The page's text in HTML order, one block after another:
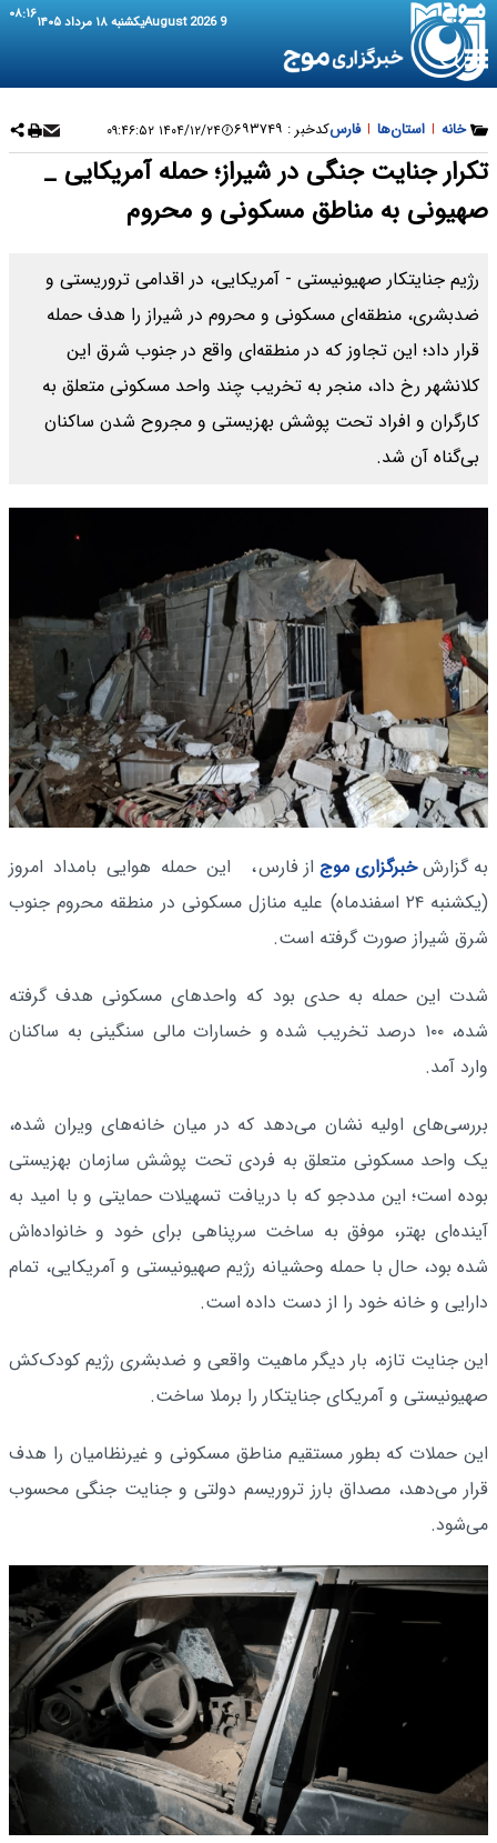
9 August 2026 یکشنبه ۱۸ مرداد ۱۴۰۵ ۰۸:۱۶
خانه | استان‌ها | فارسکدخبر : ۶۹۳۷۴۹ ۱۴۰۴/۱۲/۲۴ ۰۹:۴۶:۵۲
تکرار جنایت جنگی در شیراز؛ حمله آمریکایی _
صهیونی به مناطق مسکونی و محروم
رژیم جنایتکار صهیونیستی - آمریکایی، در اقدامی تروریستی و
ضدبشری، منطقه‌ای مسکونی و محروم در شیراز را هدف حمله
قرار داد؛ این تجاوز که در منطقه‌ای واقع در جنوب شرق این
کلانشهر رخ داد، منجر به تخریب چند واحد مسکونی متعلق به
کارگران و افراد تحت پوشش بهزیستی و مجروح شدن ساکنان
بی‌گناه آن شد.
به گزارشخبرگزاری موج از فارس، این حمله هوایی بامداد امروز
(یکشنبه ۲۴ اسفندماه) علیه منازل مسکونی در منطقه محروم جنوب
شرق شیراز صورت گرفته است.
شدت این حمله به حدی بود که واحدهای مسکونی هدف‌ گرفته‌
شده، ۱۰۰ درصد تخریب شده و خسارات مالی سنگینی به ساکنان
وارد آمد.
بررسی‌های اولیه نشان می‌دهد که در میان خانه‌های ویران‌ شده،
یک واحد مسکونی متعلق به فردی تحت پوشش سازمان بهزیستی
بوده است؛ این مددجو که با دریافت تسهیلات حمایتی و با امید به
آینده‌ای بهتر، موفق به ساخت سرپناهی برای خود و خانواده‌اش
شده بود، حال با حمله وحشیانه رژیم صهیونیستی و آمریکایی، تمام
دارایی و خانه خود را از دست داده است.
این جنایت تازه، بار دیگر ماهیت واقعی و ضدبشری رژیم کودک‌کش
صهیونیستی و آمریکای جنایتکار را برملا ساخت.
این حملات که بطور مستقیم مناطق مسکونی و غیرنظامیان را هدف
قرار می‌دهد، مصداق بارز تروریسم دولتی و جنایت جنگی محسوب
می‌شود.